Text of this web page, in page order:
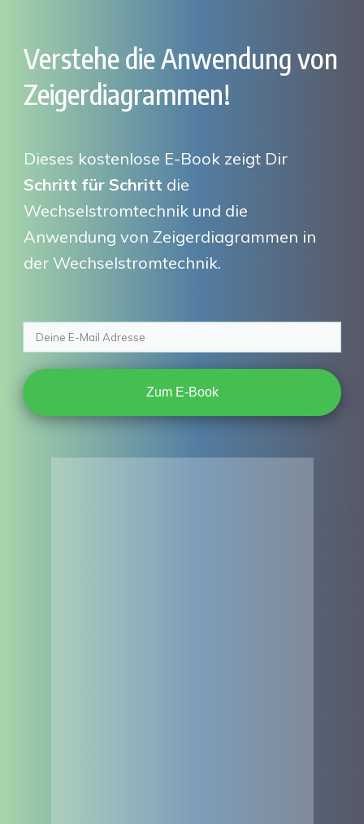
Verstehe die Anwendung von
Zeigerdiagrammen!
Dieses kostenlose E-Book zeigt Dir
Schritt für Schritt die
Wechselstromtechnik und die
Anwendung von Zeigerdiagrammen in
der Wechselstromtechnik.
Zum E-Book